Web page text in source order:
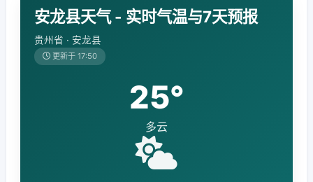
安龙县天气 - 实时气温与7天预报
贵州省 · 安龙县
更新于 17:50
25°
多云